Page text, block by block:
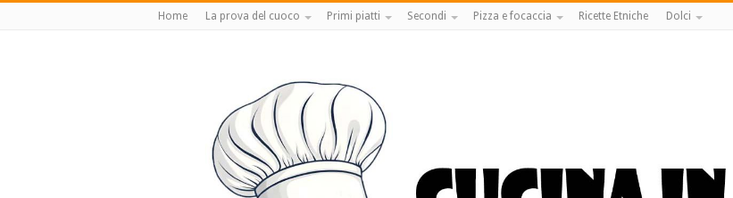
Home La prova del cuoco Primi piatti Secondi Pizza e focaccia Ricette Etniche Dolci